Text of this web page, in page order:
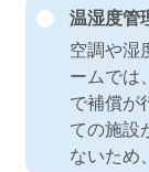
温湿度管
空調や湿
ームでは
で補償が
ての施設
ないため